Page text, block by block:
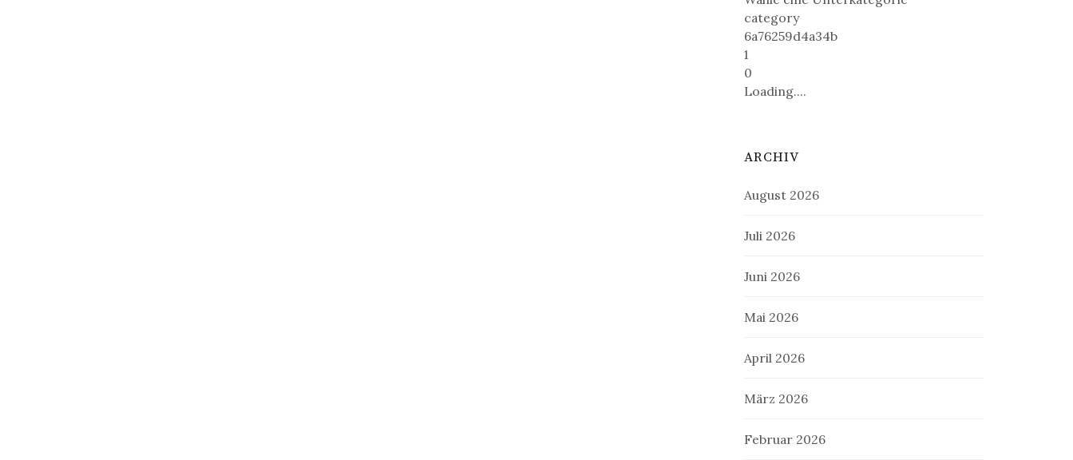
category
6a76259d4a34b
1
0
Loading....
ARCHIV
August 2026
Juli 2026
Juni 2026
Mai 2026
April 2026
März 2026
Februar 2026